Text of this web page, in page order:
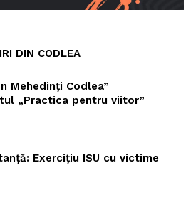
DIN CODLEA
Mehedinți Codlea”
„Practica pentru viitor”
Exercițiu ISU cu victime